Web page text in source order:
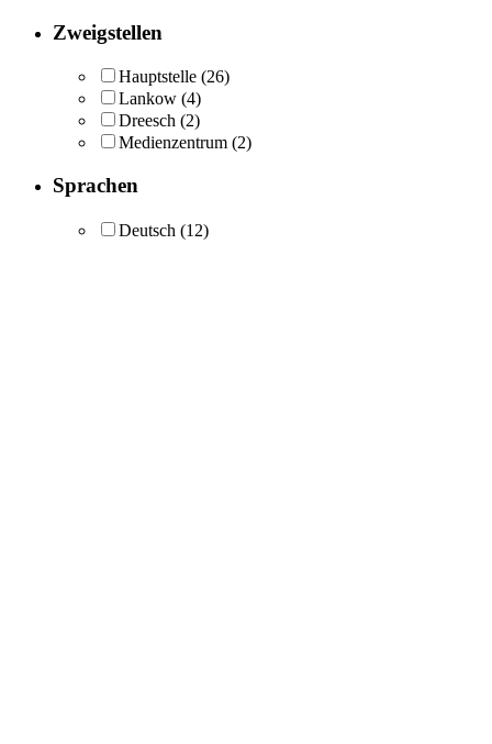
Zweigstellen
Hauptstelle (26)
Lankow (4)
Dreesch (2)
Medienzentrum (2)
Sprachen
Deutsch (12)